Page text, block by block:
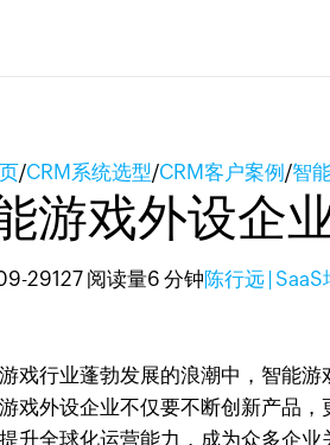
/CRM系统选型/CRM客户案例/智
游戏外设企
29127 阅读量6 分钟陈行远 |
戏行业蓬勃发展的浪潮中，智能
戏外设企业不仅要不断创新产品
升全球化运营能力，成为众多企业